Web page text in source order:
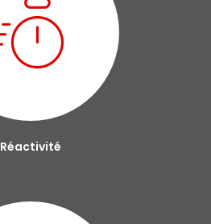
Réactivité